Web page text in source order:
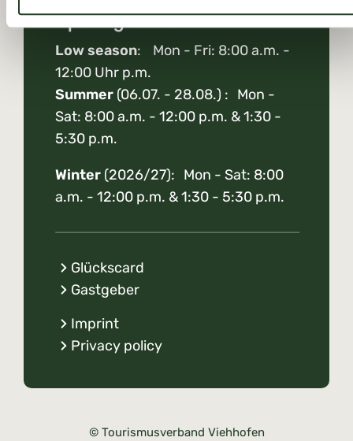
Opening hours
Low season: Mon - Fri: 8:00 a.m. -
12:00 Uhr p.m.
Summer (06.07. - 28.08.) : Mon -
Sat: 8:00 a.m. - 12:00 p.m. & 1:30 -
5:30 p.m.
Winter (2026/27): Mon - Sat: 8:00
a.m. - 12:00 p.m. & 1:30 - 5:30 p.m.
Glückscard
Gastgeber
Imprint
Privacy policy
© Tourismusverband Viehhofen